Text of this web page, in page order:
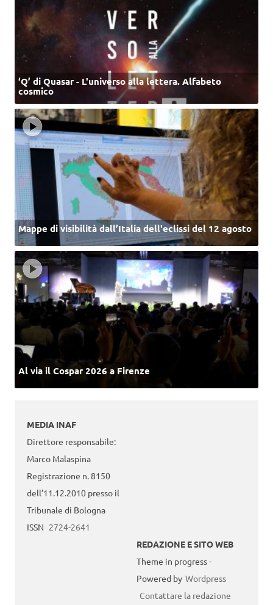
‘Q’ di Quasar - L'universo alla lettera. Alfabeto
cosmico
Mappe di visibilità dall’Italia dell'eclissi del 12 agosto
Al via il Cospar 2026 a Firenze
MEDIA INAF
Direttore responsabile:
Marco Malaspina
Registrazione n. 8150
dell’11.12.2010 presso il
Tribunale di Bologna
ISSN 2724-2641
REDAZIONE E SITO WEB
Theme in progress -
Powered by Wordpress
Contattare la redazione